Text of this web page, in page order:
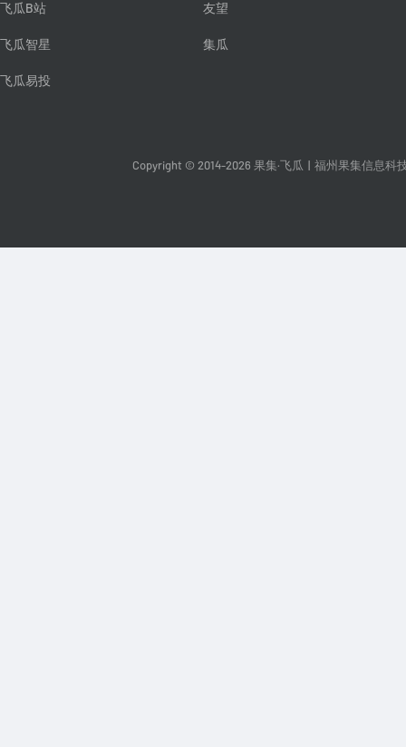
飞瓜B站
飞瓜智星
飞瓜易投
友望
集瓜
Copyright © 2014-2026 果集·飞瓜 福州果集信息科